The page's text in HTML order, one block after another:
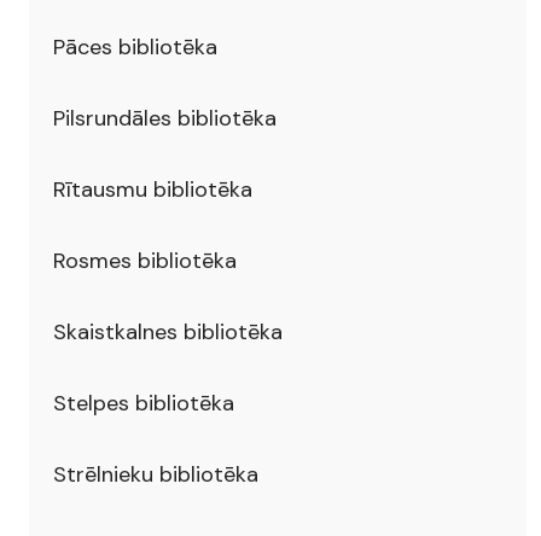
Pāces bibliotēka
Pilsrundāles bibliotēka
Rītausmu bibliotēka
Rosmes bibliotēka
Skaistkalnes bibliotēka
Stelpes bibliotēka
Strēlnieku bibliotēka